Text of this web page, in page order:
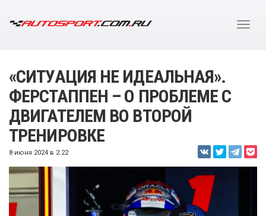
«СИТУАЦИЯ НЕ ИДЕАЛЬНАЯ».
ФЕРСТАППЕН – О ПРОБЛЕМЕ С
ДВИГАТЕЛЕМ ВО ВТОРОЙ
ТРЕНИРОВКЕ
8 июня 2024 в 2:22